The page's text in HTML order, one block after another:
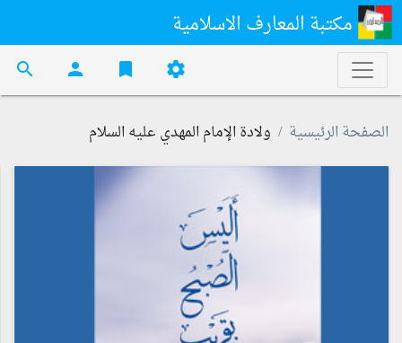
مكتبة المعارف الاسلامية
settings
bookmark
person
search
الصفحة الرئيسية ولادة الإمام المهدي عليه السلام